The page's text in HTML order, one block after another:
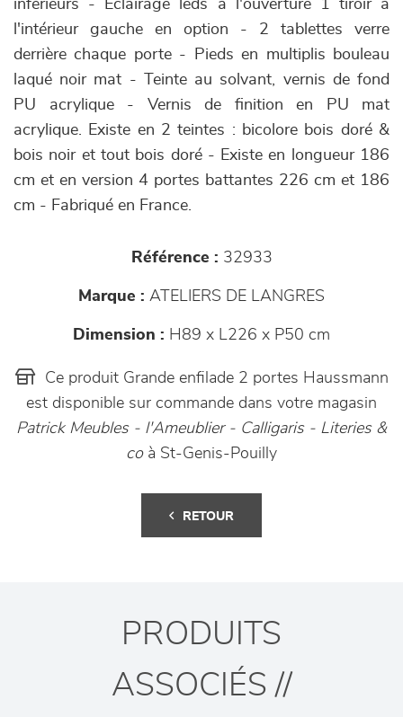
inférieurs - Éclairage leds à l'ouverture 1 tiroir à
l'intérieur gauche en option - 2 tablettes verre
derrière chaque porte - Pieds en multiplis bouleau
laqué noir mat - Teinte au solvant, vernis de fond
PU acrylique - Vernis de finition en PU mat
acrylique. Existe en 2 teintes : bicolore bois doré &
bois noir et tout bois doré - Existe en longueur 186
cm et en version 4 portes battantes 226 cm et 186
cm - Fabriqué en France.
Référence : 32933
Marque : ATELIERS DE LANGRES
Dimension : H89 x L226 x P50 cm
Ce produit Grande enfilade 2 portes Haussmann
est disponible sur commande dans votre magasin
Patrick Meubles - l'Ameublier - Calligaris - Literies &
coà St-Genis-Pouilly
RETOUR
PRODUITS
ASSOCIÉS //